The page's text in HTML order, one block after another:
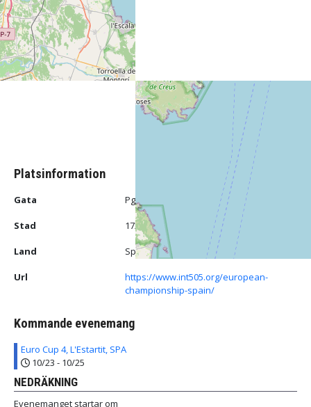
Platsinformation
Gata Pg. Marítim, s/n
Stad 17257 L'Estartit, Girona
Land Spain
Url
https://www.int505.org/european-
championship-spain/
Kommande evenemang
Euro Cup 4, L'Estartit, SPA
10/23 - 10/25
NEDRÄKNING
Evenemanget startar om